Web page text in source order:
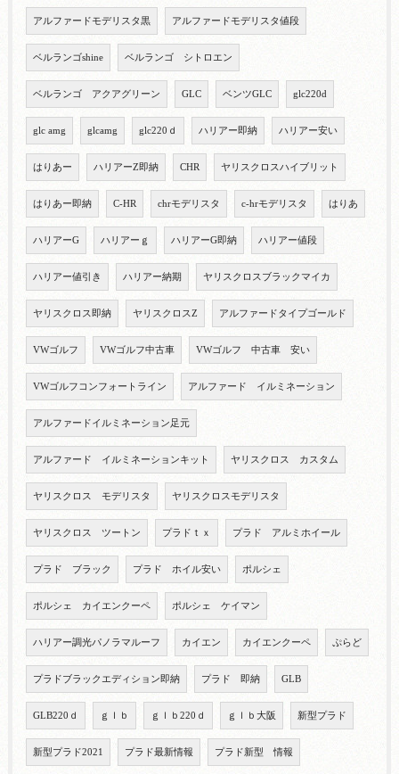
アルファードモデリスタ黒 アルファードモデリスタ値段
ベルランゴshine ベルランゴ シトロエン
ベルランゴ アクアグリーン GLC ベンツGLC glc220d
glc amg glcamg glc220ｄ ハリアー即納 ハリアー安い
はりあー ハリアーZ即納 CHR ヤリスクロスハイブリット
はりあー即納 C-HR chrモデリスタ c-hrモデリスタ はりあ
ハリアーG ハリアーｇ ハリアーG即納 ハリアー値段
ハリアー値引き ハリアー納期 ヤリスクロスブラックマイカ
ヤリスクロス即納 ヤリスクロスZ アルファードタイプゴールド
VWゴルフ VWゴルフ中古車 VWゴルフ 中古車 安い
VWゴルフコンフォートライン アルファード イルミネーション
アルファードイルミネーション足元
アルファード イルミネーションキット ヤリスクロス カスタム
ヤリスクロス モデリスタ ヤリスクロスモデリスタ
ヤリスクロス ツートン プラドｔｘ プラド アルミホイール
プラド ブラック プラド ホイル安い ポルシェ
ポルシェ カイエンクーペ ポルシェ ケイマン
ハリアー調光パノラマルーフ カイエン カイエンクーペ ぷらど
プラドブラックエディション即納 プラド 即納 GLB
GLB220ｄ ｇｌｂ ｇｌｂ220ｄ ｇｌｂ大阪 新型プラド
新型プラド2021 プラド最新情報 プラド新型 情報